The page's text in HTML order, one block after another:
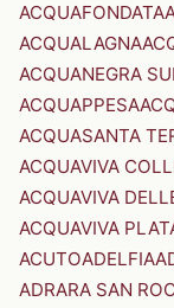
ACQUAFONDATA
ACQUALAGNA
ACQUANEGRA
ACQUAPPESA
ACQUASANTA
ACQUAVIVA
ACQUAVIVA
ACQUAVIVA
ACUTOADELFIA
ADRARA SAN